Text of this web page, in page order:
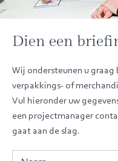
Dien een
Wij ondersteunen u graag
verpakkings- of
Vul hieronder uw
een projectmanager
gaat aan de slag.